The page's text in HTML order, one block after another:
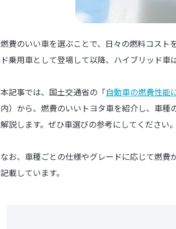
燃費のいい車を選ぶことで、日々の燃料コスト
ド乗用車として登場して以降、ハイブリッド車
本記事では、国土交通省の「自動車の燃費性能
内）から、燃費のいいトヨタ車を紹介し、車
解説します。ぜひ車選びの参考にしてください。
なお、車種ごとの仕様やグレードに応じて燃
記載しています。